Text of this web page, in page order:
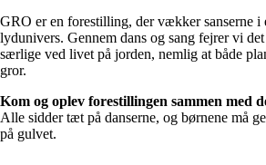
GRO er en forestilling, der vækker sanserne i
lydunivers. Gennem dans og sang fejrer vi
særlige ved livet på jorden, nemlig at både
gror.
Kom og oplev forestillingen sammen med
Alle sidder tæt på danserne, og børnene må
på gulvet.